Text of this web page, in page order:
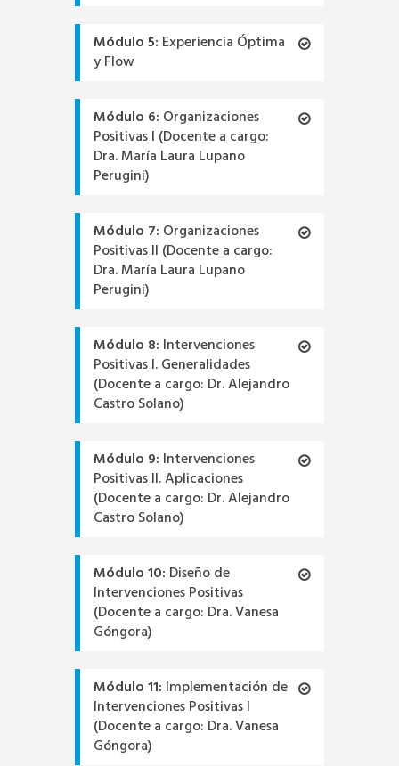
Módulo 5: Experiencia Óptima
y Flow
Módulo 6: Organizaciones
Positivas I (Docente a cargo:
Dra. María Laura Lupano
Perugini)
Módulo 7: Organizaciones
Positivas II (Docente a cargo:
Dra. María Laura Lupano
Perugini)
Módulo 8: Intervenciones
Positivas I. Generalidades
(Docente a cargo: Dr. Alejandro
Castro Solano)
Módulo 9: Intervenciones
Positivas II. Aplicaciones
(Docente a cargo: Dr. Alejandro
Castro Solano)
Módulo 10: Diseño de
Intervenciones Positivas
(Docente a cargo: Dra. Vanesa
Góngora)
Módulo 11: Implementación de
Intervenciones Positivas I
(Docente a cargo: Dra. Vanesa
Góngora)